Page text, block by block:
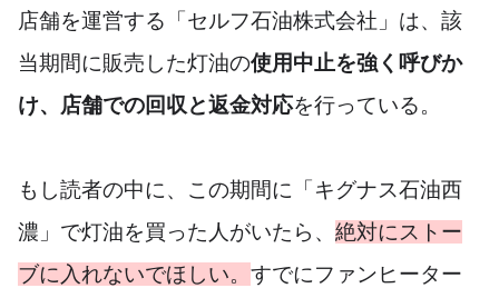
店舗を運営する「セルフ石油株式会社」は、該
当期間に販売した灯油の使用中止を強く呼びか
け、店舗での回収と返金対応を行っている。
もし読者の中に、この期間に「キグナス石油西
濃」で灯油を買った人がいたら、 絶対にストー
ブに入れないでほしい。 すでにファンヒーター